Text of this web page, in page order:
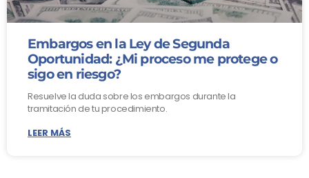
Embargos en la Ley de Segunda
Oportunidad: ¿Mi proceso me protege o
sigo en riesgo?
Resuelve la duda sobre los embargos durante la
tramitación de tu procedimiento.
LEER MÁS